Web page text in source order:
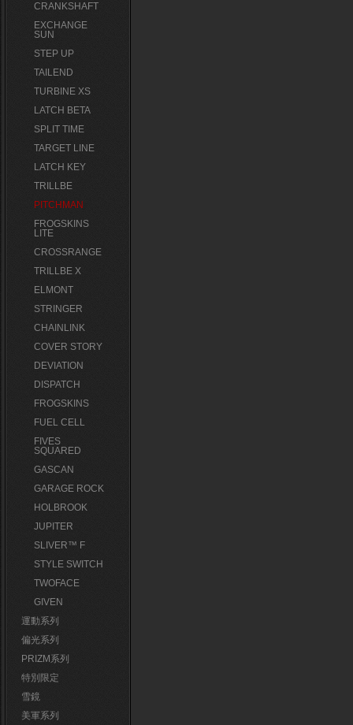
CRANKSHAFT
EXCHANGE
SUN
STEP UP
TAILEND
TURBINE XS
LATCH BETA
SPLIT TIME
TARGET LINE
LATCH KEY
TRILLBE
PITCHMAN
FROGSKINS
LITE
CROSSRANGE
TRILLBE X
ELMONT
STRINGER
CHAINLINK
COVER STORY
DEVIATION
DISPATCH
FROGSKINS
FUEL CELL
FIVES
SQUARED
GASCAN
GARAGE ROCK
HOLBROOK
JUPITER
SLIVER™ F
STYLE SWITCH
TWOFACE
GIVEN
運動系列
偏光系列
PRIZM系列
特別限定
雪鏡
美軍系列